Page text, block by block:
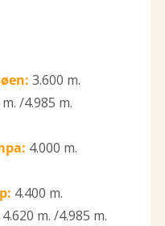
3.600 m.
/4.985 m.
4.000 m.
4.400 m.
4.620 m. /4.985 m.